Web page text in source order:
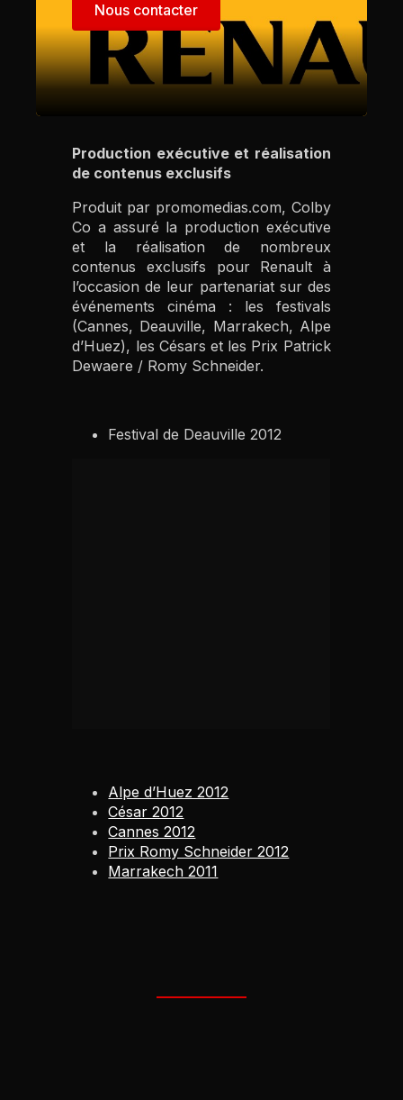
Nous contacter
Production exécutive et réalisation
de contenus exclusifs
Produit par promomedias.com, Colby
Co a assuré la production exécutive
et la réalisation de nombreux
contenus exclusifs pour Renault à
l’occasion de leur partenariat sur des
événements cinéma : les festivals
(Cannes, Deauville, Marrakech, Alpe
d’Huez), les Césars et les Prix Patrick
Dewaere / Romy Schneider.
Festival de Deauville 2012
Alpe d’Huez 2012
César 2012
Cannes 2012
Prix Romy Schneider 2012
Marrakech 2011